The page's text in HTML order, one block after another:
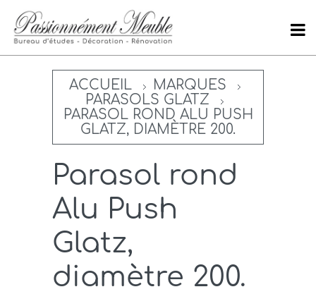
ACCUEIL
MARQUES
PARASOLS GLATZ
PARASOL ROND ALU PUSH
GLATZ, DIAMÈTRE 200.
Parasol rond
Alu Push
Glatz,
diamètre 200.